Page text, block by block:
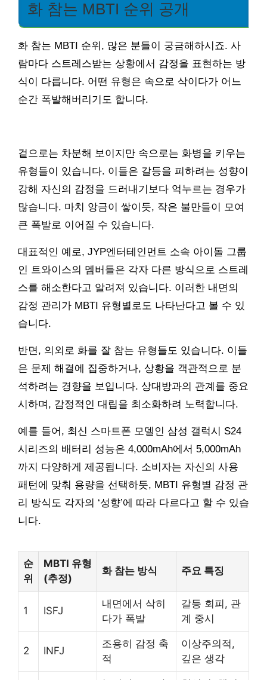
화 참는 MBTI 순위 공개
화 참는 MBTI 순위, 많은 분들이 궁금해하시죠. 사
람마다 스트레스받는 상황에서 감정을 표현하는 방
식이 다릅니다. 어떤 유형은 속으로 삭이다가 어느
순간 폭발해버리기도 합니다.
겉으로는 차분해 보이지만 속으로는 화병을 키우는
유형들이 있습니다. 이들은 갈등을 피하려는 성향이
강해 자신의 감정을 드러내기보다 억누르는 경우가
많습니다. 마치 앙금이 쌓이듯, 작은 불만들이 모여
큰 폭발로 이어질 수 있습니다.
대표적인 예로, JYP엔터테인먼트 소속 아이돌 그룹
인 트와이스의 멤버들은 각자 다른 방식으로 스트레
스를 해소한다고 알려져 있습니다. 이러한 내면의
감정 관리가 MBTI 유형별로도 나타난다고 볼 수 있
습니다.
반면, 의외로 화를 잘 참는 유형들도 있습니다. 이들
은 문제 해결에 집중하거나, 상황을 객관적으로 분
석하려는 경향을 보입니다. 상대방과의 관계를 중요
시하며, 감정적인 대립을 최소화하려 노력합니다.
예를 들어, 최신 스마트폰 모델인 삼성 갤럭시 S24
시리즈의 배터리 성능은 4,000mAh에서 5,000mAh
까지 다양하게 제공됩니다. 소비자는 자신의 사용
패턴에 맞춰 용량을 선택하듯, MBTI 유형별 감정 관
리 방식도 각자의 ‘성향’에 따라 다르다고 할 수 있습
니다.
순
위
MBTI 유형
(추정)
화 참는 방식 주요 특징
1 ISFJ
내면에서 삭히
다가 폭발
갈등 회피, 관
계 중시
2 INFJ
조용히 감정 축
적
이상주의적,
깊은 생각